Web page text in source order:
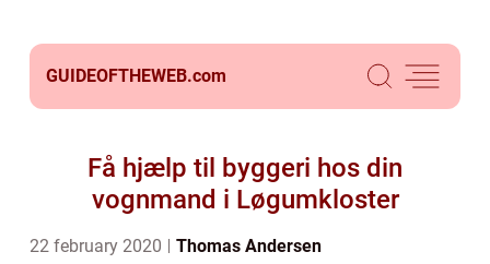
GUIDEOFTHEWEB.com
Få hjælp til byggeri hos din
vognmand i Løgumkloster
22 february 2020 Thomas Andersen